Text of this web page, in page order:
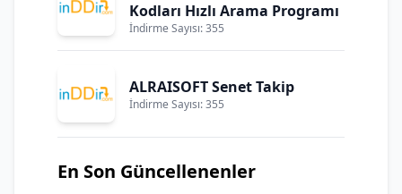
Kodları Hızlı Arama Programı
İndirme Sayısı: 355
ALRAISOFT Senet Takip
İndirme Sayısı: 355
En Son Güncellenenler